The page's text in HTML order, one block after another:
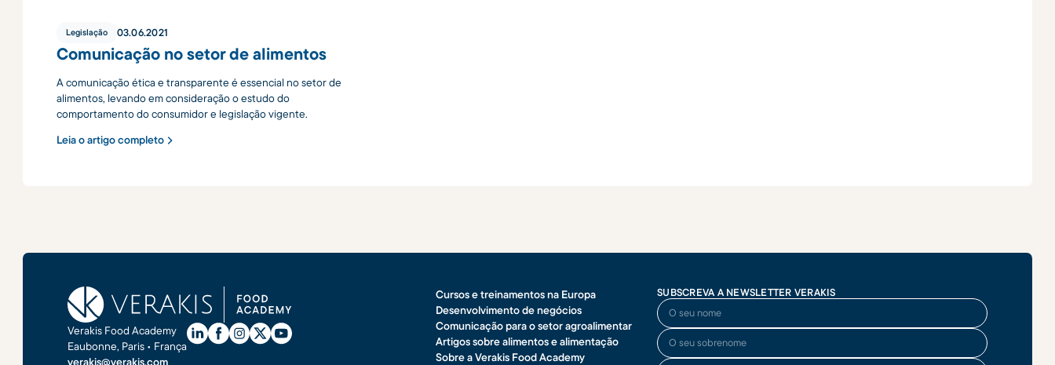
Legislação 03.06.2021
Comunicação no setor de alimentos
A comunicação ética e transparente é essencial no setor de
alimentos, levando em consideração o estudo do
comportamento do consumidor e legislação vigente.
Leia o artigo completo
Verakis Food Academy
Eaubonne, Paris • França
verakis@verakis.com
Cursos e treinamentos na Europa
Desenvolvimento de negócios
Comunicação para o setor agroalimentar
Artigos sobre alimentos e alimentação
Sobre a Verakis Food Academy
SUBSCREVA A NEWSLETTER VERAKIS
O seu nome
O seu sobrenome